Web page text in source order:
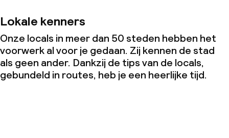
Lokale kenners
Onze locals in meer dan 50 steden hebben het
voorwerk al voor je gedaan. Zij kennen de stad
als geen ander. Dankzij de tips van de locals,
gebundeld in routes, heb je een heerlijke tijd.